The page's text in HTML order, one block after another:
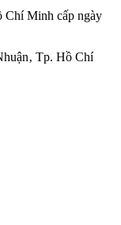
Minh cấp ngày
Tp. Hồ Chí